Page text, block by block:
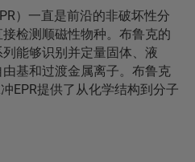
）一直是前沿的非破坏性分
检测顺磁性物种。布鲁克的
能够识别并定量固体、液
基和过渡金属离子。布鲁克
EPR提供了从化学结构到分子